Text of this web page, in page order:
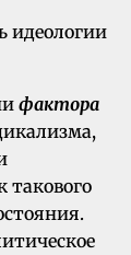
фактора
такового